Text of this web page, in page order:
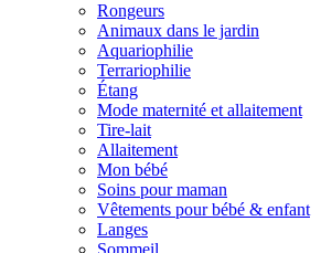
Rongeurs
Animaux dans le jardin
Aquariophilie
Terrariophilie
Étang
Mode maternité et allaitement
Tire-lait
Allaitement
Mon bébé
Soins pour maman
Vêtements pour bébé & enfant
Langes
Sommeil